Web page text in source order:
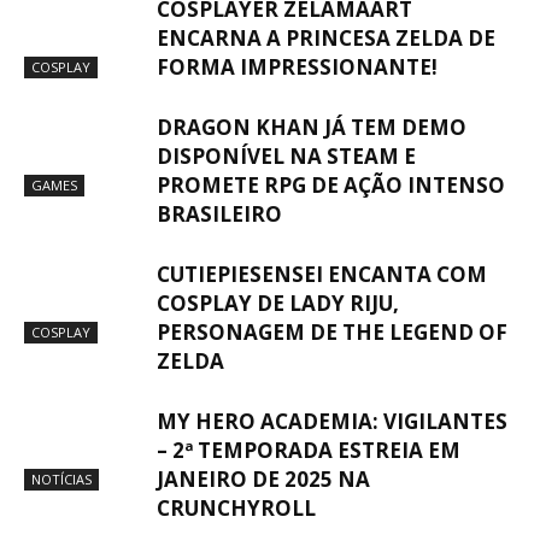
COSPLAY
COSPLAYER ZELAMAART
ENCARNA A PRINCESA ZELDA DE
FORMA IMPRESSIONANTE!
GAMES
DRAGON KHAN JÁ TEM DEMO
DISPONÍVEL NA STEAM E
PROMETE RPG DE AÇÃO INTENSO
BRASILEIRO
COSPLAY
CUTIEPIESENSEI ENCANTA COM
COSPLAY DE LADY RIJU,
PERSONAGEM DE THE LEGEND OF
ZELDA
NOTÍCIAS
MY HERO ACADEMIA: VIGILANTES
– 2ª TEMPORADA ESTREIA EM
JANEIRO DE 2025 NA
CRUNCHYROLL